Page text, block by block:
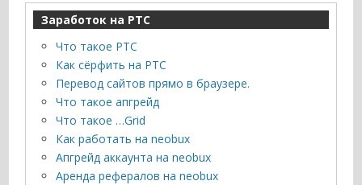
Заработок на PTC
Что такое PTC
Как сёрфить на PTC
Перевод сайтов прямо в браузере.
Что такое апгрейд
Что такое …Grid
Как работать на neobux
Апгрейд аккаунта на neobux
Аренда рефералов на neobux